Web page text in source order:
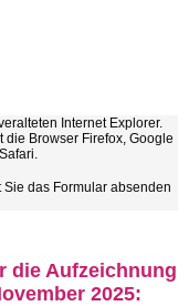
Internet Explorer.
die Browser Firefox, Google
das Formular absenden
die Aufzeichnung
2025: